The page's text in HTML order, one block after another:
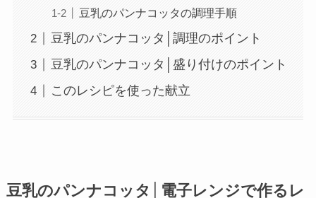
豆乳のパンナコッタの調理手順
豆乳のパンナコッタ│調理のポイント
豆乳のパンナコッタ│盛り付けのポイント
このレシピを使った献立
豆乳のパンナコッタ│電子レンジで作るレ